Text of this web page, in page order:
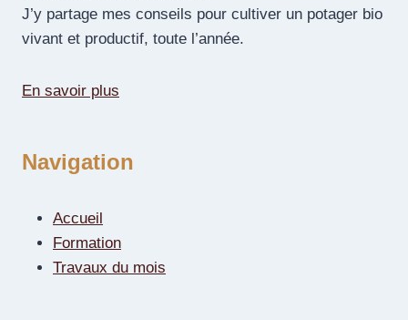
J’y partage mes conseils pour cultiver un potager bio
vivant et productif, toute l’année.
En savoir plus
Navigation
Accueil
Formation
Travaux du mois